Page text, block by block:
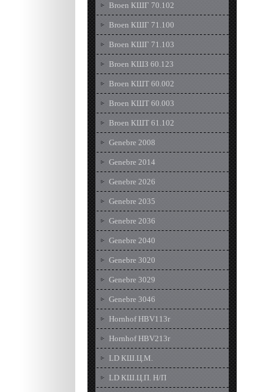
Broen КШГ 70.102
Broen КШГ 71.100
Broen КШГ 71.103
Broen КШЗ 60.123
Broen КШТ 60.002
Broen КШТ 60.003
Broen КШТ 61.102
Genebre 2008
Genebre 2014
Genebre 2026
Genebre 2035
Genebre 2036
Genebre 2040
Genebre 3020
Genebre 3029
Genebre 3046
Hornhof HBV113r
Hornhof HBV213r
LD КШ.Ц.М.
LD КШ.Ц.П. Н/П